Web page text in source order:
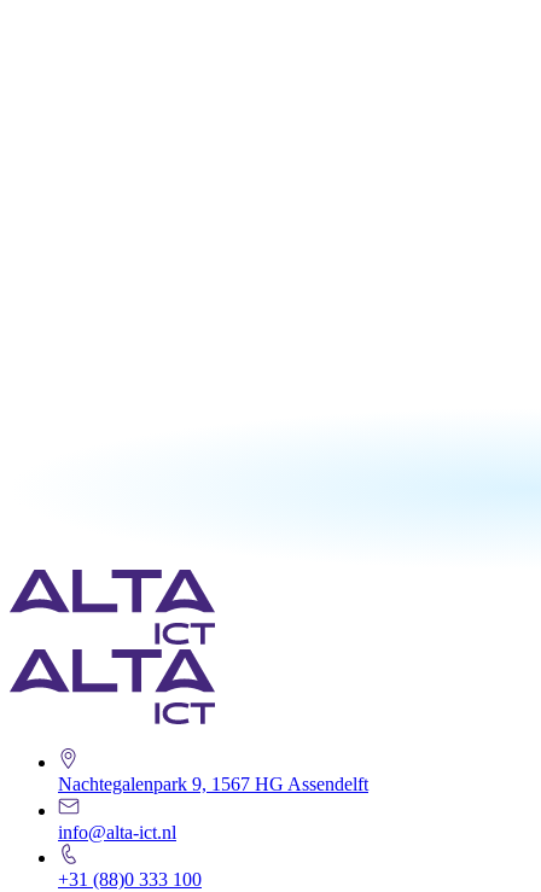
Nachtegalenpark 9, 1567 HG Assendelft
info@alta-ict.nl
+31 (88)0 333 100